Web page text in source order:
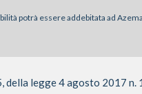
potrà essere addebitata ad
della legge 4 agosto 2017 n.